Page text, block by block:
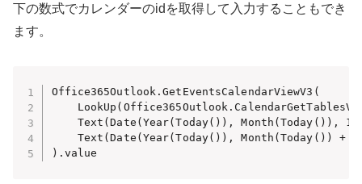
下の数式でカレンダーのidを取得して入力することもでき
ます。
Office365Outlook.GetEventsCalendarViewV3(
Text(Date(Year(Today()), Month(Today()),
Text(Date(Year(Today()), Month(Today()) +
).value